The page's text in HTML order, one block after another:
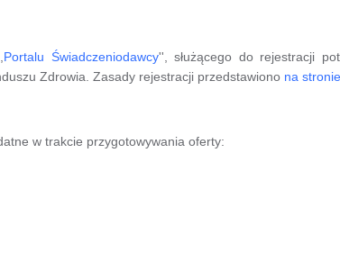
Portalu Świadczeniodawcy'', służącego do rejestracji
Zdrowia. Zasady rejestracji przedstawiono na
w trakcie przygotowywania oferty: